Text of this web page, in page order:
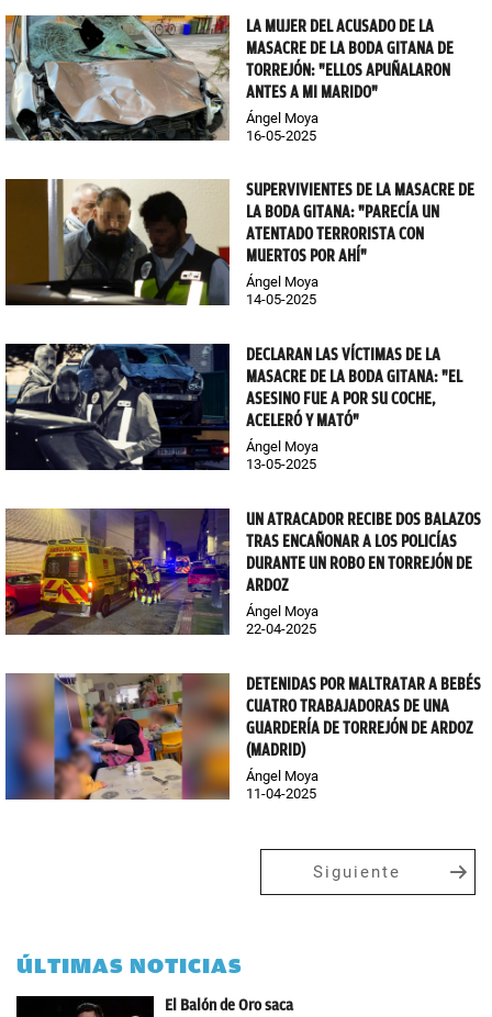
LA MUJER DEL ACUSADO DE LA
MASACRE DE LA BODA GITANA DE
TORREJÓN: "ELLOS APUÑALARON
ANTES A MI MARIDO"
Ángel Moya
16-05-2025
SUPERVIVIENTES DE LA MASACRE DE
LA BODA GITANA: "PARECÍA UN
ATENTADO TERRORISTA CON
MUERTOS POR AHÍ"
Ángel Moya
14-05-2025
DECLARAN LAS VÍCTIMAS DE LA
MASACRE DE LA BODA GITANA: "EL
ASESINO FUE A POR SU COCHE,
ACELERÓ Y MATÓ"
Ángel Moya
13-05-2025
UN ATRACADOR RECIBE DOS BALAZOS
TRAS ENCAÑONAR A LOS POLICÍAS
DURANTE UN ROBO EN TORREJÓN DE
ARDOZ
Ángel Moya
22-04-2025
DETENIDAS POR MALTRATAR A BEBÉS
CUATRO TRABAJADORAS DE UNA
GUARDERÍA DE TORREJÓN DE ARDOZ
(MADRID)
Ángel Moya
11-04-2025
Siguiente
ÚLTIMAS NOTICIAS
El Balón de Oro saca